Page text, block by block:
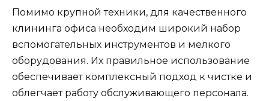
Помимо крупной техники, для качественного
клининга офиса необходим широкий набор
вспомогательных инструментов и мелкого
оборудования. Их правильное использование
обеспечивает комплексный подход к чистке и
облегчает работу обслуживающего персонала.